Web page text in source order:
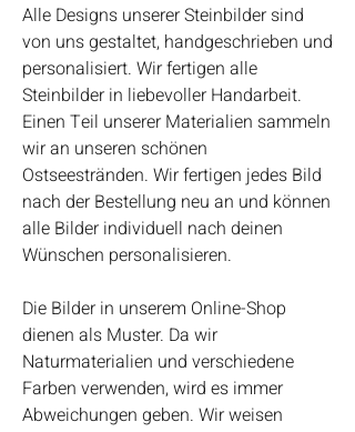
Alle Designs unserer Steinbilder sind
von uns gestaltet, handgeschrieben und
personalisiert. Wir fertigen alle
Steinbilder in liebevoller Handarbeit.
Einen Teil unserer Materialien sammeln
wir an unseren schönen
Ostseestränden. Wir fertigen jedes Bild
nach der Bestellung neu an und können
alle Bilder individuell nach deinen
Wünschen personalisieren.
Die Bilder in unserem Online-Shop
dienen als Muster. Da wir
Naturmaterialien und verschiedene
Farben verwenden, wird es immer
Abweichungen geben. Wir weisen